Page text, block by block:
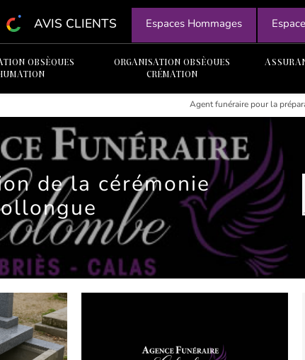
AVIS CLIENTS Espaces Hommages
OBSÈQUES
ORGANISATION OBSÈQUES
CRÉMATION
Agent funéraire pour la
de la cérémonie